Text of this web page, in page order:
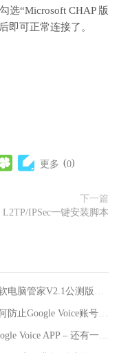
选“Microsoft CHAP 版
即可正常连接了。
更多 (0)
下一篇
L2TP/IPSec一键安装脚本
脑管家V2.1公测版正式发布分享
止Google Voice账号被回收？看这里~
APP – 还有一件事… 拨打电话前请验证您自己的电话号码 拨号要关联号码？这是没设置对哦